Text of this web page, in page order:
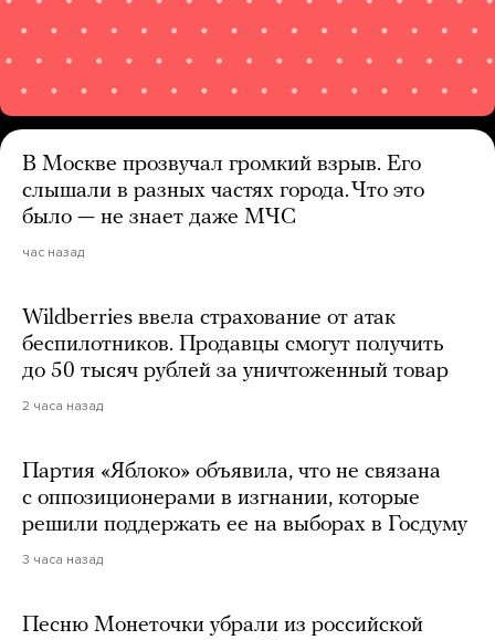
В Москве прозвучал громкий взрыв. Его
слышали в разных частях города. Что это
было — не знает даже МЧС
час назад
Wildberries ввела страхование от атак
беспилотников. Продавцы смогут получить
до 50 тысяч рублей за уничтоженный товар
2 часа назад
Партия «Яблоко» объявила, что не связана
с оппозиционерами в изгнании, которые
решили поддержать ее на выборах в Госдуму
3 часа назад
Песню Монеточки убрали из российской